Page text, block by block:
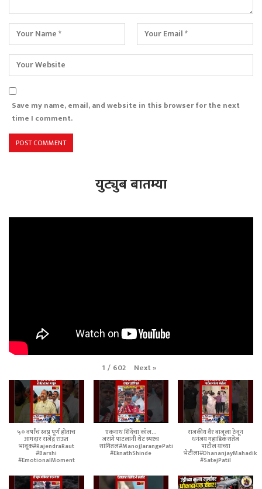
Save my name, email, and website in this browser for the next
time I comment.
युट्युब बातम्या
1 / 602 Next»
५० वर्षांचं स्वप्न पूर्ण होताच
आमदार राजेंद्र राऊत
भावूक#RajendraRaut
#Barshi
#EmotionalMoment
एकनाथ शिंदेंचा कॉल...
जरांगे पाटलांनी थेट स्पष्टच
सांगितलं#ManojJarangePatil
#EknathShinde
राजकीय वैर बाजूला ठेवून
धनंजय महाडिक सतेज
पाटील यांच्या
भेटीला#DhananjayMahadik
#SatejPatil